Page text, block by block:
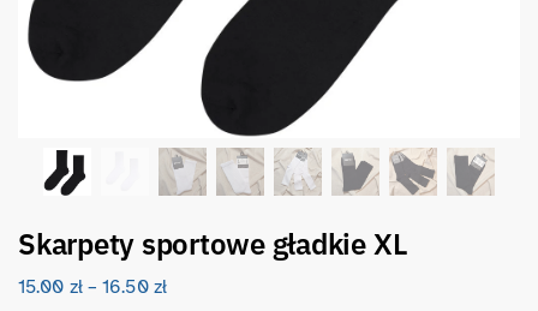
Skarpety sportowe gładkie XL
15.00 zł – 16.50 zł